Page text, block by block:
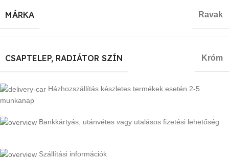
MÁRKA Ravak
CSAPTELEP, RADIÁTOR SZÍN Króm
Házhozszállítás készletes termékek esetén 2-5
munkanap
Bankkártyás, utánvétes vagy utalásos fizetési lehetőség
Szállítási információk